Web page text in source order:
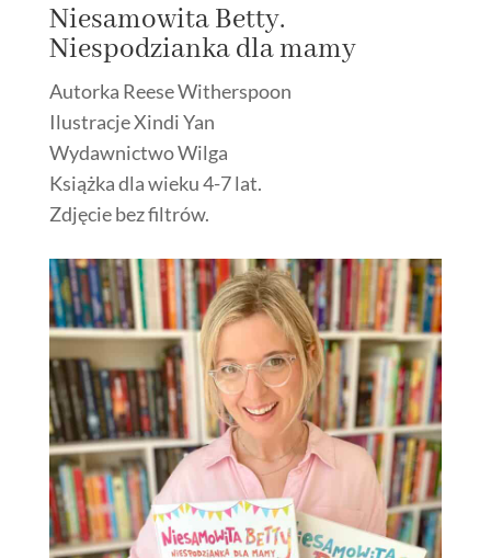
Niesamowita Betty.
Niespodzianka dla mamy
Autorka Reese Witherspoon
Ilustracje Xindi Yan
Wydawnictwo Wilga
Książka dla wieku 4-7 lat.
Zdjęcie bez filtrów.